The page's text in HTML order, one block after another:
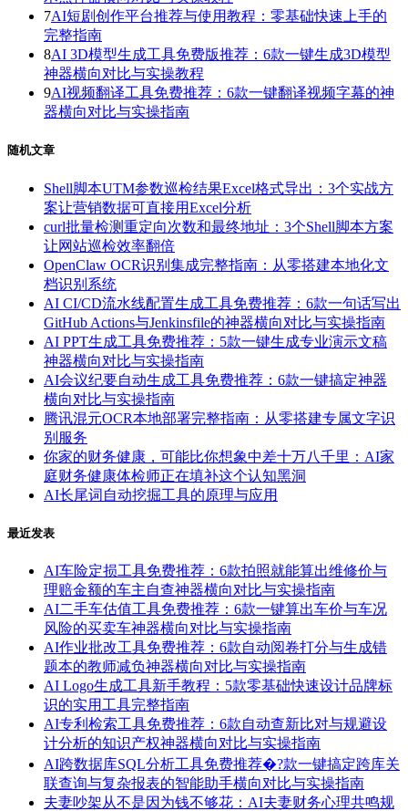
7AI短剧创作平台推荐与使用教程：零基础快速上手的
完整指南
8AI 3D模型生成工具免费版推荐：6款一键生成3D模型
神器横向对比与实操教程
9AI视频翻译工具免费推荐：6款一键翻译视频字幕的神
器横向对比与实操指南
随机文章
Shell脚本UTM参数巡检结果Excel格式导出：3个实战方
案让营销数据可直接用Excel分析
curl批量检测重定向次数和最终地址：3个Shell脚本方案
让网站巡检效率翻倍
OpenClaw OCR识别集成完整指南：从零搭建本地化文
档识别系统
AI CI/CD流水线配置生成工具免费推荐：6款一句话写出
GitHub Actions与Jenkinsfile的神器横向对比与实操指南
AI PPT生成工具免费推荐：5款一键生成专业演示文稿
神器横向对比与实操指南
AI会议纪要自动生成工具免费推荐：6款一键搞定神器
横向对比与实操指南
腾讯混元OCR本地部署完整指南：从零搭建专属文字识
别服务
你家的财务健康，可能比你想象中差十万八千里：AI家
庭财务健康体检师正在填补这个认知黑洞
AI长尾词自动挖掘工具的原理与应用
最近发表
AI车险定损工具免费推荐：6款拍照就能算出维修价与
理赔金额的车主自查神器横向对比与实操指南
AI二手车估值工具免费推荐：6款一键算出车价与车况
风险的买卖车神器横向对比与实操指南
AI作业批改工具免费推荐：6款自动阅卷打分与生成错
题本的教师减负神器横向对比与实操指南
AI Logo生成工具新手教程：5款零基础快速设计品牌标
识的实用工具完整指南
AI专利检索工具免费推荐：6款自动查新比对与规避设
计分析的知识产权神器横向对比与实操指南
AI跨数据库SQL分析工具免费推荐�?款一键搞定跨库关
联查询与复杂报表的智能助手横向对比与实操指南
夫妻吵架从不是因为钱不够花：AI夫妻财务心理共鸣规